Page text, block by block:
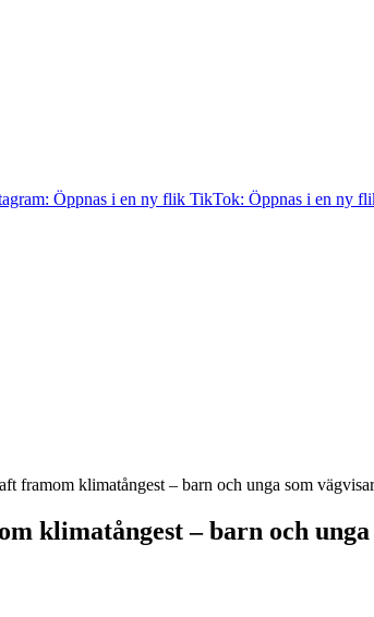
Öppnas i en ny flik TikTok: Öppnas i en ny
framom klimatångest – barn och unga som
klimatångest – barn och unga